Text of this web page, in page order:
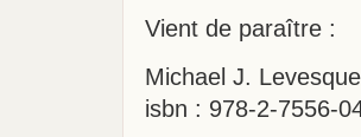
Vient de paraître :
Michael J.
isbn : 978-2-7556-